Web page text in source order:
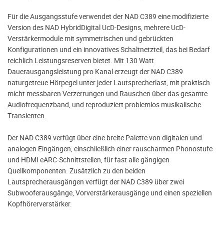
Für die Ausgangsstufe verwendet der NAD C389 eine modifizierte
Version des NAD HybridDigital UcD-Designs, mehrere UcD-
Verstärkermodule mit symmetrischen und gebrückten
Konfigurationen und ein innovatives Schaltnetzteil, das bei Bedarf
reichlich Leistungsreserven bietet. Mit 130 Watt
Dauerausgangsleistung pro Kanal erzeugt der NAD C389
naturgetreue Hörpegel unter jeder Lautsprecherlast, mit praktisch
micht messbaren Verzerrungen und Rauschen über das gesamte
Audiofrequenzband, und reproduziert problemlos musikalische
Transienten.
Der NAD C389 verfügt über eine breite Palette von digitalen und
analogen Eingängen, einschließlich einer rauscharmen Phonostufe
und HDMI eARC-Schnittstellen, für fast alle gängigen
Quellkomponenten. Zusätzlich zu den beiden
Lautsprecherausgängen verfügt der NAD C389 über zwei
Subwooferausgänge, Vorverstärkerausgänge und einen speziellen
Kopfhörerverstärker.